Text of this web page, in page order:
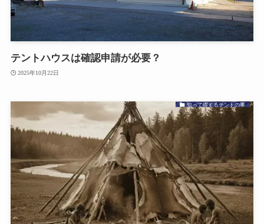
テントハウスは確認申請が必要？
2025年10月22日
知って得するテントの事